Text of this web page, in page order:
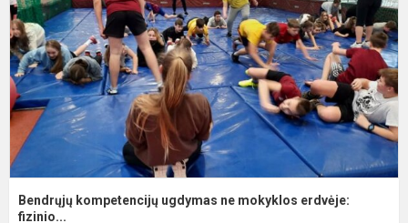
Bendrųjų kompetencijų ugdymas ne mokyklos erdvėje:
fizinio...